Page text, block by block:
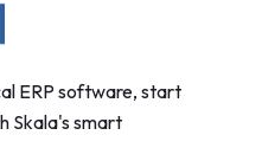
ERP software, start
Skala's smart